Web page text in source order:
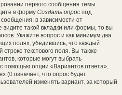
первого сообщения темы
в форму Создать опрос под
в зависимости от
видите такой вкладки или формы, то вы
Укажите вопрос и как минимум два
полях, убедившись, что каждый
текстового поля. Вы также
которые могут выбрать
помощью опции «Вариантов ответа»,
(0 означает, что опрос будет
изменять вариант, за который